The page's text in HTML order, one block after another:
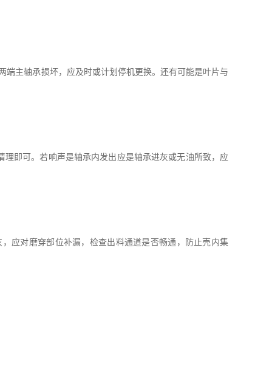
主轴承损坏，应及时或计划停机更换。还有可能是叶片与
即可。若响声是轴承内发出应是轴承进灰或无油所致，应
对磨穿部位补漏，检查出料通道是否畅通，防止壳内集